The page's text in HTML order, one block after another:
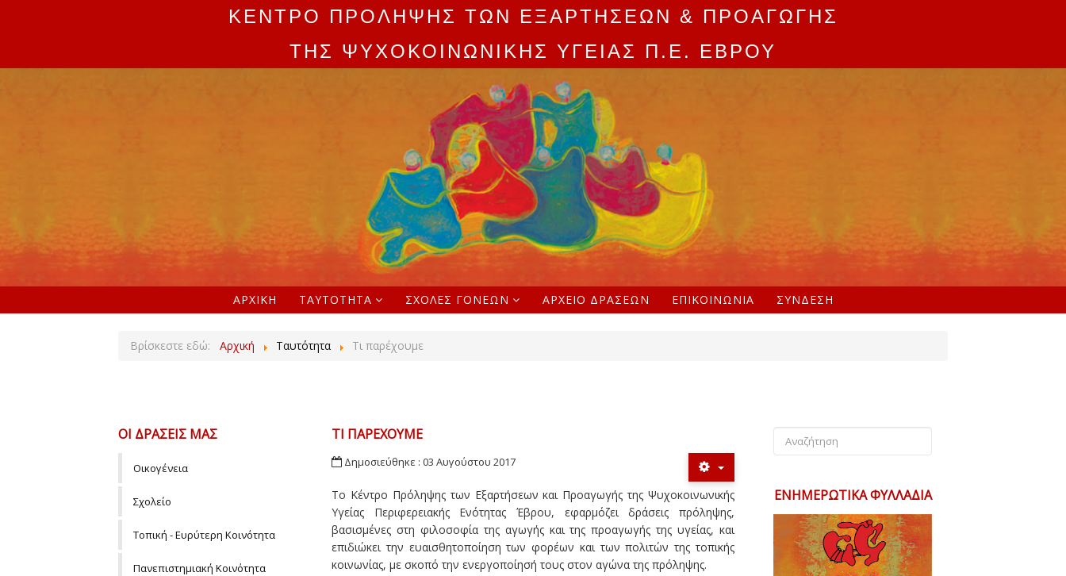
ΚΕΝΤΡΟ ΠΡΟΛΗΨΗΣ ΤΩΝ ΕΞΑΡΤΗΣΕΩΝ & ΠΡΟΑΓΩΓΗΣ
ΤΗΣ ΨΥΧΟΚΟΙΝΩΝΙΚΗΣ ΥΓΕΙΑΣ Π.Ε. ΕΒΡΟΥ
ΑΡΧΙΚΉ ΤΑΥΤΌΤΗΤΑ ΣΧΟΛΈΣ ΓΟΝΈΩΝ ΑΡΧΕΊΟ ΔΡΆΣΕΩΝ ΕΠΙΚΟΙΝΩΝΊΑ ΣΎΝΔΕΣΗ
Βρίσκεστε εδώ: Αρχική Ταυτότητα Τι παρέχουμε
ΟΙ ΔΡΆΣΕΙΣ ΜΑΣ
Οικογένεια
Σχολείο
Τοπική - Ευρύτερη Κοινότητα
Πανεπιστημιακή Κοινότητα
ΤΙ ΠΑΡΈΧΟΥΜΕ
Δημοσιεύθηκε : 03 Αυγούστου 2017
Το Κέντρο Πρόληψης των Εξαρτήσεων και Προαγωγής της Ψυχοκοινωνικής
Υγείας Περιφερειακής Ενότητας Έβρου, εφαρμόζει δράσεις πρόληψης,
βασισμένες στη φιλοσοφία της αγωγής και της προαγωγής της υγείας, και
επιδιώκει την ευαισθητοποίηση των φορέων και των πολιτών της τοπικής
κοινωνίας, με σκοπό την ενεργοποίησή τους στον αγώνα της πρόληψης.
ΕΝΗΜΕΡΩΤΙΚΆ ΦΥΛΛΆΔΙΑ